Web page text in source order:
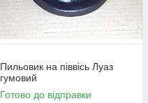
Пильовик на піввісь Луаз
гумовий
Готово до відправки